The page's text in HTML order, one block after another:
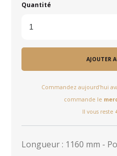
Quantité
AJOUTER
Commandez aujourd'hui
commande le
Il vous reste
Longueur : 1160 mm -